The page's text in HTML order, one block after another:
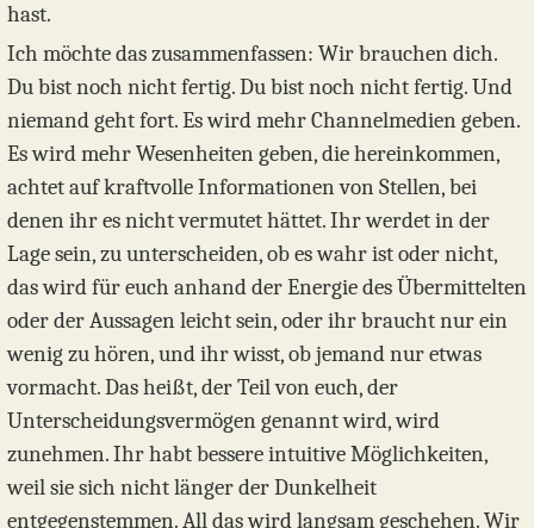
hast.
Ich möchte das zusammenfassen: Wir brauchen dich.
Du bist noch nicht fertig. Du bist noch nicht fertig. Und
niemand geht fort. Es wird mehr Channelmedien geben.
Es wird mehr Wesenheiten geben, die hereinkommen,
achtet auf kraftvolle Informationen von Stellen, bei
denen ihr es nicht vermutet hättet. Ihr werdet in der
Lage sein, zu unterscheiden, ob es wahr ist oder nicht,
das wird für euch anhand der Energie des Übermittelten
oder der Aussagen leicht sein, oder ihr braucht nur ein
wenig zu hören, und ihr wisst, ob jemand nur etwas
vormacht. Das heißt, der Teil von euch, der
Unterscheidungsvermögen genannt wird, wird
zunehmen. Ihr habt bessere intuitive Möglichkeiten,
weil sie sich nicht länger der Dunkelheit
entgegenstemmen. All das wird langsam geschehen. Wir